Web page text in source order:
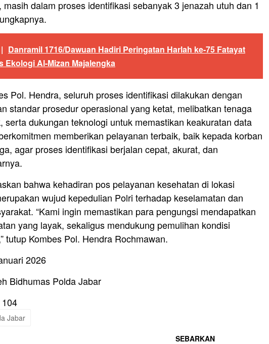
masih dalam proses identifikasi sebanyak 3 jenazah utuh dan 1
Danramil 1716/Dawuan Hadiri Peringatan Harlah ke-75 Fatayat
Ekologi Al-Mizan Majalengka
Pol. Hendra, seluruh proses identifikasi dilakukan dengan
standar prosedur operasional yang ketat, melibatkan tenaga
serta dukungan teknologi untuk memastikan keakuratan data
memberikan pelayanan terbaik, baik kepada korban
agar proses identifikasi berjalan cepat, akurat, dan
bahwa kehadiran pos pelayanan kesehatan di lokasi
wujud kepedulian Polri terhadap keselamatan dan
“Kami ingin memastikan para pengungsi mendapatkan
yang layak, sekaligus mendukung pemulihan kondisi
tutup Kombes Pol. Hendra Rochmawan.
2026
Bidhumas Polda Jabar
104
Jabar
SEBARKAN